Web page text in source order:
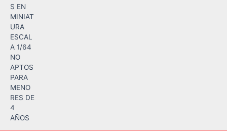
S EN
MINIAT
URA
ESCAL
A 1/64
NO
APTOS
PARA
MENO
RES DE
4
AÑOS